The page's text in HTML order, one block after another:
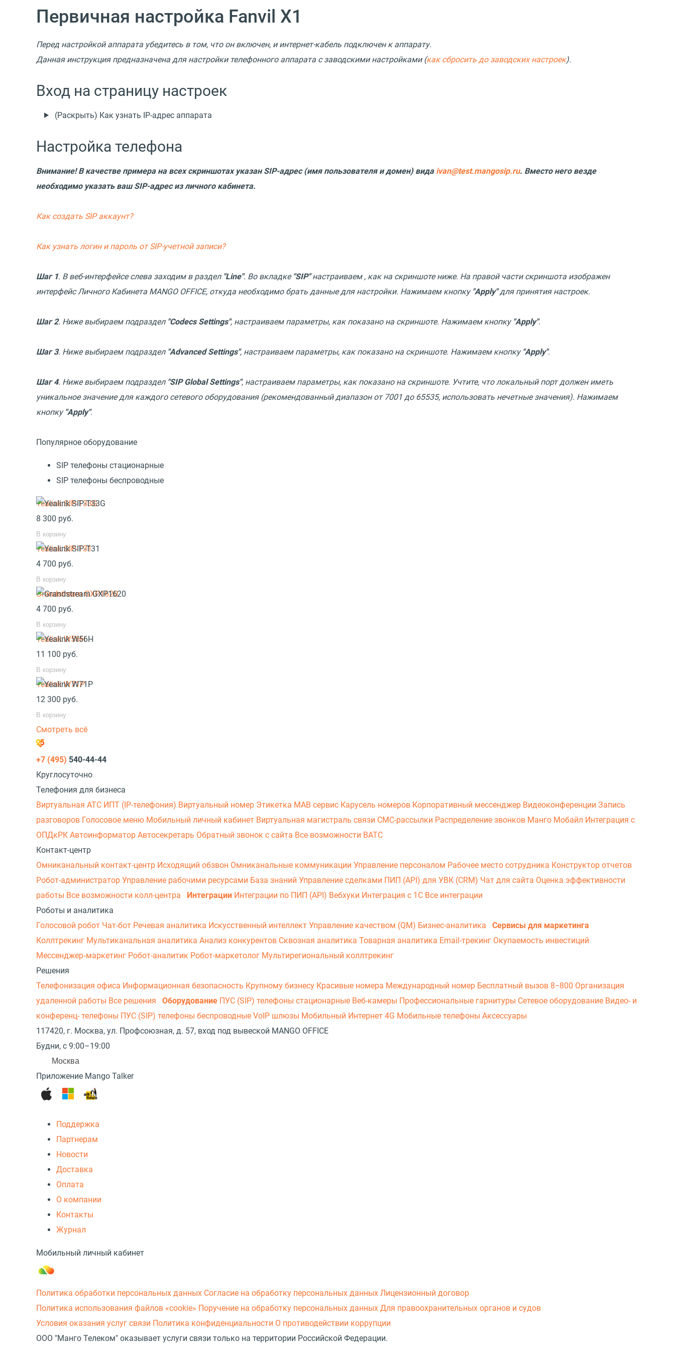
Первичная настройка Fanvil X1
Перед настройкой аппарата убедитесь в том, что он включен, и интернет-кабель подключен к аппарату.
Данная инструкция предназначена для настройки телефонного аппарата с заводскими настройками (как сбросить до заводских настроек).
Вход на страницу настроек
(Раскрыть) Как узнать IP-адрес аппарата
Настройка телефона
Внимание! В качестве примера на всех скриншотах указан SIP-адрес (имя пользователя и домен) вида ivan@test.mangosip.ru. Вместо него везде
необходимо указать ваш SIP-адрес из личного кабинета.
Как создать SIP аккаунт?
Как узнать логин и пароль от SIP-учетной записи?
Шаг 1. В веб-интерфейсе слева заходим в раздел "Line". Во вкладке "SIP"настраиваем , как на скриншоте ниже. На правой части скриншота изображен
интерфейс Личного Кабинета MANGO OFFICE, откуда необходимо брать данные для настройки. Нажимаем кнопку "Apply"для принятия настроек.
Шаг 2. Ниже выбираем подраздел "Codecs Settings", настраиваем параметры, как показано на скриншоте. Нажимаем кнопку "Apply".
Шаг 3. Ниже выбираем подраздел "Advanced Settings", настраиваем параметры, как показано на скриншоте. Нажимаем кнопку "Apply".
Шаг 4. Ниже выбираем подраздел "SIP Global Settings", настраиваем параметры, как показано на скриншоте. Учтите, что локальный порт должен иметь
уникальное значение для каждого сетевого оборудования (рекомендованный диапазон от 7001 до 65535, использовать нечетные значения). Нажимаем
кнопку "Apply".
Популярное оборудование
SIP телефоны стационарные
SIP телефоны беспроводные
Yealink SIP-T33G
8 300 руб.
В корзину
Yealink SIP-T31
4 700 руб.
В корзину
Grandstream GXP1620
4 700 руб.
В корзину
Yealink W56H
11 100 руб.
В корзину
Yealink W71P
12 300 руб.
В корзину
Смотреть всё
+7 (495) 540-44-44
Круглосуточно
Телефония для бизнеса
Виртуальная АТС ИПТ (IP-телефония) Виртуальный номер Этикетка МАВ сервис Карусель номеров Корпоративный мессенджер Видеоконференции Запись
разговоров Голосовое меню Мобильный личный кабинет Виртуальная магистраль связи СМС-рассылки Распределение звонков Манго Мобайл Интеграция с
ОПДкРК Автоинформатор Автосекретарь Обратный звонок с сайта Все возможности ВАТС
Контакт-центр
Омниканальный контакт-центр Исходящий обзвон Омниканальные коммуникации Управление персоналом Рабочее место сотрудника Конструктор отчетов
Робот-администратор Управление рабочими ресурсами База знаний Управление сделками ПИП (API) для УВК (CRM) Чат для сайта Оценка эффективности
работы Все возможности колл-центра Интеграции Интеграции по ПИП (API) Вебхуки Интеграция с 1С Все интеграции
Роботы и аналитика
Голосовой робот Чат-бот Речевая аналитика Искусственный интеллект Управление качеством (QM) Бизнес-аналитика
Сервисы для маркетинга
Коллтрекинг Мультиканальная аналитика Анализ конкурентов Сквозная аналитика Товарная аналитика Email-трекинг Окупаемость инвестиций
Мессенджер‑маркетинг Робот-аналитик Робот-маркетолог Мультирегиональный коллтрекинг
Решения
Телефонизация офиса Информационная безопасность Крупному бизнесу Красивые номера Международный номер Бесплатный вызов 8−800 Организация
удаленной работы Все решения Оборудование ПУС (SIP) телефоны стационарные Веб-камеры Профессиональные гарнитуры Сетевое оборудование Видео- и
конференц- телефоны ПУС (SIP) телефоны беспроводные VoIP шлюзы Мобильный Интернет 4G Мобильные телефоны Аксессуары
117420, г. Москва, ул. Профсоюзная, д. 57, вход под вывеской MANGO OFFICE
Будни, с 9:00–19:00
Москва
Приложение Mango Talker
Поддержка
Партнерам
Новости
Доставка
Оплата
О компании
Контакты
Журнал
Мобильный личный кабинет
Политика обработки персональных данных Согласие на обработку персональных данных Лицензионный договор
Политика использования файлов «cookie» Поручение на обработку персональных данных Для правоохранительных органов и судов
Условия оказания услуг связи Политика конфиденциальности О противодействии коррупции
ООО "Манго Телеком" оказывает услуги связи только на территории Российской Федерации.